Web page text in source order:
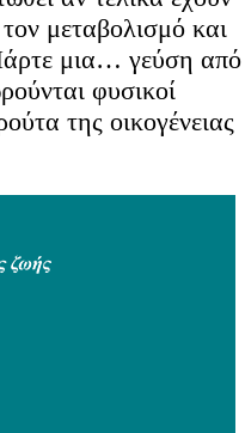
μεταβολισμό και
μια… γεύση από
φυσικοί
της οικογένειας